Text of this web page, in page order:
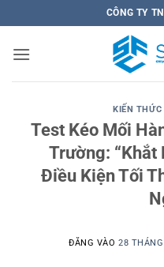
qua
nội
CÔNG TY
KIẾN THỨC
Test Kéo Mối
Trường: “Khắt
Điều Kiện Tối
ĐĂNG VÀO28